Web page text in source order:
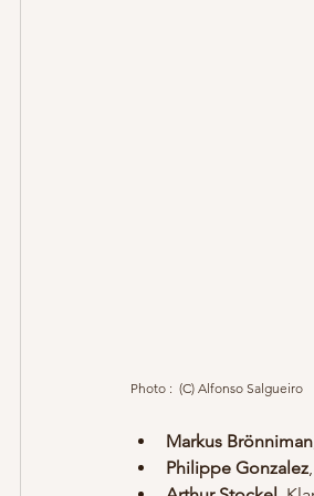
Markus Brönniman
Philippe Gonzalez